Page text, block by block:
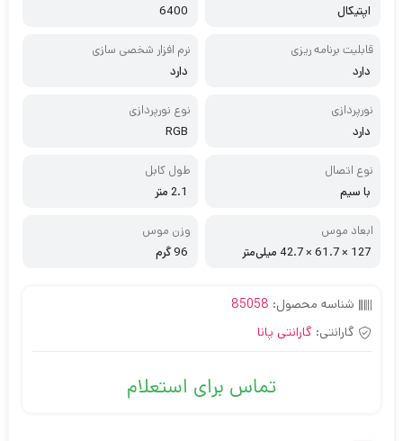
اپتیکال
6400
قابلیت برنامه ریزی
دارد
نرم افزار شخصی سازی
دارد
نورپردازی
دارد
نوع نورپردازی
RGB
نوع اتصال
با سیم
طول کابل
2.1 متر
ابعاد موس
127 × 61.7 × 42.7 میلی‌متر
وزن موس
96 گرم
شناسه محصول: 85058
گارانتی: گارانتی پانا
تماس برای استعلام